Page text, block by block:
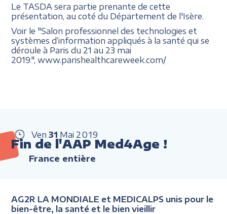
Le TASDA sera partie prenante de cette
présentation, au coté du Département de l'Isère.
Voir le "Salon professionnel des technologies et
systèmes d’information appliqués à la santé qui se
déroule à Paris du 21 au 23 mai
2019.", www.parishealthcareweek.com/
Ven 31 Mai 2019
Fin de l'AAP Med4Age !
France entière
AG2R LA MONDIALE et MEDICALPS unis pour le
bien-être, la santé et le bien vieillir